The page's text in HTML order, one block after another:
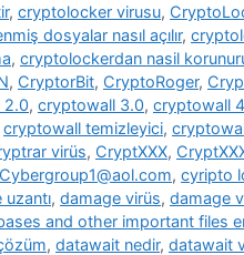
, cryptolocker virusu,
dosyalar nasıl açılır,
, cryptolockerdan nasil
, CryptorBit, CryptoRoger,
2.0, cryptowall 3.0, cryptowall 4
cryptowall temizleyici,
virüs, CryptXXX,
Cybergroup1@aol.com, cyripto
, damage virüs, damage
and other important files
, datawait nedir, datawait